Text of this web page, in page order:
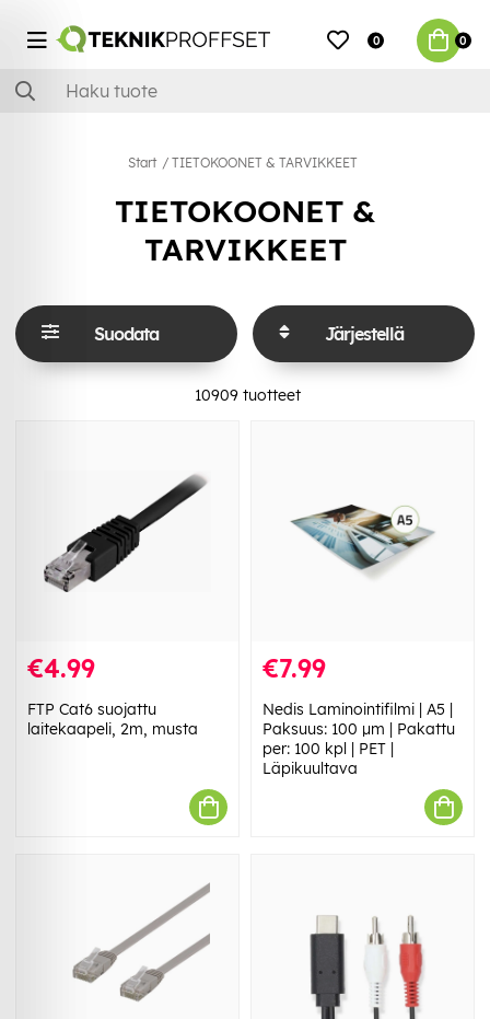
0 0
Start TIETOKOONET & TARVIKKEET
TIETOKOONET &
TARVIKKEET
Suodata Järjestellä
10909tuotteet
€4.99
FTP Cat6 suojattu
laitekaapeli, 2m, musta
€7.99
Nedis Laminointifilmi | A5 |
Paksuus: 100 µm | Pakattu
per: 100 kpl | PET |
Läpikuultava